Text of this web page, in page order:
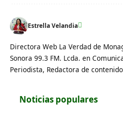
Estrella Velandia
Directora Web La Verdad de
Sonora 99.3 FM. Lcda. en
Periodista, Redactora de
Noticias populares